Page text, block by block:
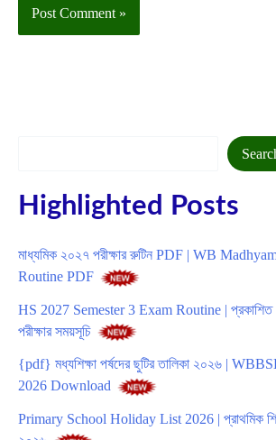
Highlighted Posts
মাধ্যমিক ২০২৭ পরীক্ষার রুটিন PDF | WB
Routine PDF
HS 2027 Semester 3 Exam Routine |
পরীক্ষার সময়সূচি
{pdf} মধ্যশিক্ষা পর্ষদের ছুটির তালিকা ২০২৬ |
2026 Download
Primary School Holiday List 2026 | প্রাথমিক